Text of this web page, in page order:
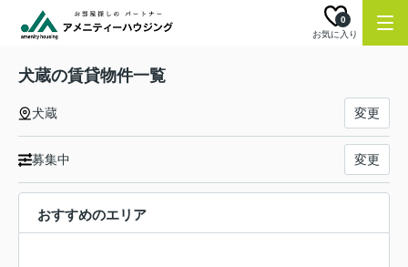
お気に入り
0
犬蔵の賃貸物件一覧
犬蔵 変更
募集中 変更
おすすめのエリア